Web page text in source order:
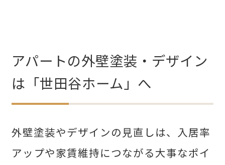
アパートの外壁塗装・デザイン
は「世田谷ホーム」へ
外壁塗装やデザインの見直しは、入居率
アップや家賃維持につながる大事なポイ